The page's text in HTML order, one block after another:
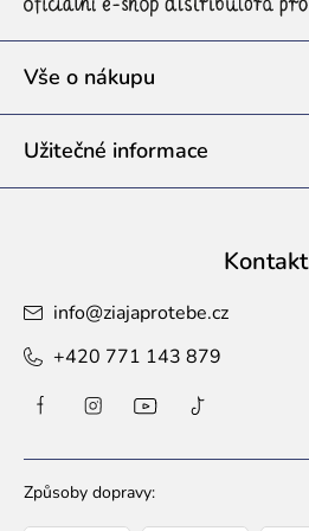
t
Vše o nákupu
Užitečné informace
Kontakt
info@ziajaprotebe.cz
+420 771 143 879
Způsoby dopravy: